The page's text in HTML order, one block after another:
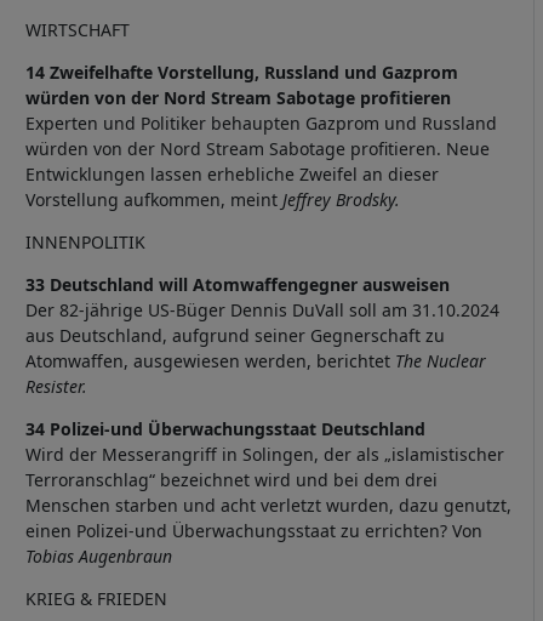
WIRTSCHAFT
14 Zweifelhafte Vorstellung, Russland und Gazprom
würden von der Nord Stream Sabotage profitieren
Experten und Politiker behaupten Gazprom und Russland
würden von der Nord Stream Sabotage profitieren. Neue
Entwicklungen lassen erhebliche Zweifel an dieser
Vorstellung aufkommen, meint Jeffrey Brodsky.
INNENPOLITIK
33 Deutschland will Atomwaffengegner ausweisen
Der 82-jährige US-Büger Dennis DuVall soll am 31.10.2024
aus Deutschland, aufgrund seiner Gegnerschaft zu
Atomwaffen, ausgewiesen werden, berichtet The Nuclear
Resister.
34 Polizei-und Überwachungsstaat Deutschland
Wird der Messerangriff in Solingen, der als „islamistischer
Terroranschlag“ bezeichnet wird und bei dem drei
Menschen starben und acht verletzt wurden, dazu genutzt,
einen Polizei-und Überwachungsstaat zu errichten? Von
Tobias Augenbraun
KRIEG & FRIEDEN